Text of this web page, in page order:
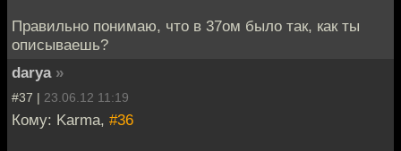
Правильно понимаю, что в 37ом было так, как ты
описываешь?
darya »
#37 | 23.06.12 11:19
Кому: Karma, #36